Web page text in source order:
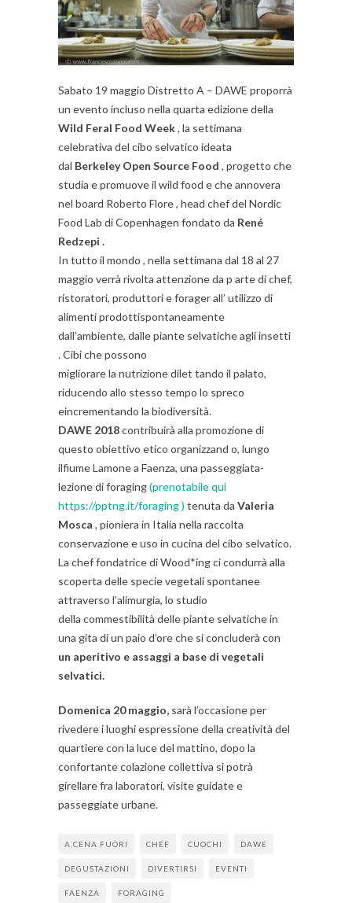
Sabato 19 maggio Distretto A – DAWE proporrà
un evento incluso nella quarta edizione della
Wild Feral Food Week, la settimana
celebrativa del cibo selvatico ideata
dal Berkeley Open Source Food , progetto che
studia e promuove il wild food e che annovera
nel board Roberto Flore , head chef del Nordic
Food Lab di Copenhagen fondato da René
Redzepi .
In tutto il mondo , nella settimana dal 18 al 27
maggio verrà rivolta attenzione da p arte di chef,
ristoratori, produttori e forager all’ utilizzo di
alimenti prodottispontaneamente
dall’ambiente, dalle piante selvatiche agli insetti
. Cibi che possono
migliorare la nutrizione dilet tando il palato,
riducendo allo stesso tempo lo spreco
eincrementando la biodiversità.
DAWE 2018contribuirà alla promozione di
questo obiettivo etico organizzand o, lungo
ilfiume Lamone a Faenza, una passeggiata-
lezione di foraging(prenotabile qui
https://pptng.it/foraging ) tenuta da Valeria
Mosca , pioniera in Italia nella raccolta
conservazione e uso in cucina del cibo selvatico.
La chef fondatrice di Wood*ing ci condurrà alla
scoperta delle specie vegetali spontanee
attraverso l’alimurgia, lo studio
della commestibilità delle piante selvatiche in
una gita di un paio d’ore che si concluderà con
un aperitivo e assaggi a base di vegetali
selvatici.
Domenica 20 maggio, sarà l’occasione per
rivedere i luoghi espressione della creatività del
quartiere con la luce del mattino, dopo la
confortante colazione collettiva si potrà
girellare fra laboratori, visite guidate e
passeggiate urbane.
A CENA FUORI CHEF CUOCHI DAWE
DEGUSTAZIONI DIVERTIRSI EVENTI
FAENZA FORAGING